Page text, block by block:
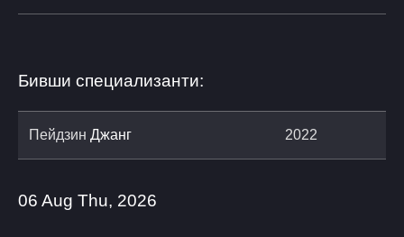
Бивши специализанти:
Пейдзин Джанг 2022
06 Aug Thu, 2026